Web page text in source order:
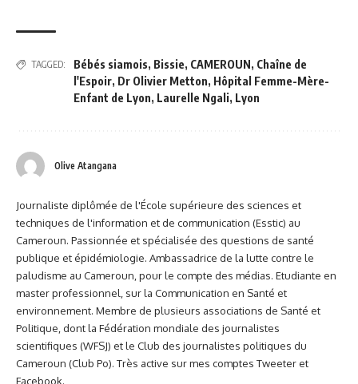
TAGGED: Bébés siamois, Bissie, CAMEROUN, Chaîne de
l'Espoir, Dr Olivier Metton, Hôpital Femme-Mère-
Enfant de Lyon, Laurelle Ngali, Lyon
Olive Atangana
Journaliste diplômée de l'École supérieure des sciences et
techniques de l'information et de communication (Esstic) au
Cameroun. Passionnée et spécialisée des questions de santé
publique et épidémiologie. Ambassadrice de la lutte contre le
paludisme au Cameroun, pour le compte des médias. Etudiante en
master professionnel, sur la Communication en Santé et
environnement. Membre de plusieurs associations de Santé et
Politique, dont la Fédération mondiale des journalistes
scientifiques (WFSJ) et le Club des journalistes politiques du
Cameroun (Club Po). Très active sur mes comptes Tweeter et
Facebook.